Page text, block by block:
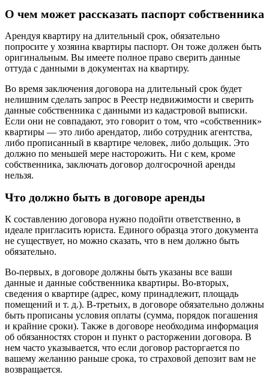
О чем может рассказать паспорт собственника
Арендуя квартиру на длительный срок, обязательно
попросите у хозяина квартиры паспорт. Он тоже должен быть
оригинальным. Вы имеете полное право сверить данные
оттуда с данными в документах на квартиру.
Во время заключения договора на длительный срок будет
нелишним сделать запрос в Реестр недвижимости и сверить
данные собственника с данными из кадастровой выписки.
Если они не совпадают, это говорит о том, что «собственник»
квартиры — это либо арендатор, либо сотрудник агентства,
либо прописанный в квартире человек, либо дольщик. Это
должно по меньшей мере насторожить. Ни с кем, кроме
собственника, заключать договор долгосрочной аренды
нельзя.
Что должно быть в договоре аренды
К составлению договора нужно подойти ответственно, в
идеале пригласить юриста. Единого образца этого документа
не существует, но можно сказать, что в нем должно быть
обязательно.
Во-первых, в договоре должны быть указаны все ваши
данные и данные собственника квартиры. Во-вторых,
сведения о квартире (адрес, кому принадлежит, площадь
помещений и т. д.). В-третьих, в договоре обязательно должны
быть прописаны условия оплаты (сумма, порядок погашения
и крайние сроки). Также в договоре необходима информация
об обязанностях сторон и пункт о расторжении договора. В
нем часто указывается, что если договор расторгается по
вашему желанию раньше срока, то страховой депозит вам не
возвращается.